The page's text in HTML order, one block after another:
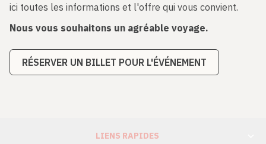
ici toutes les informations et l'offre qui vous convient.
Nous vous souhaitons un agréable voyage.
RÉSERVER UN BILLET POUR L'ÉVÉNEMENT
LIENS RAPIDES